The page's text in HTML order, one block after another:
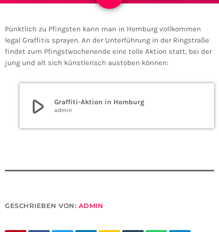
Pünktlich zu Pfingsten kann man in Homburg vollkommen
legal Graffitis sprayen. An der Unterführung in der Ringstraße
findet zum Pfingstwochenende eine tolle Aktion statt, bei der
jung und alt sich künstlerisch austoben können:
play_arrow Graffiti-Aktion in Homburg
admin
GESCHRIEBEN VON: ADMIN